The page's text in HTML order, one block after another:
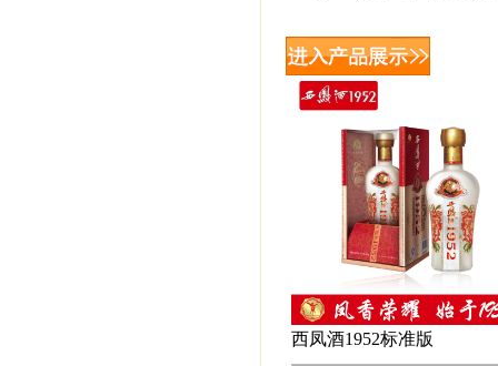
西凤酒1952标准版